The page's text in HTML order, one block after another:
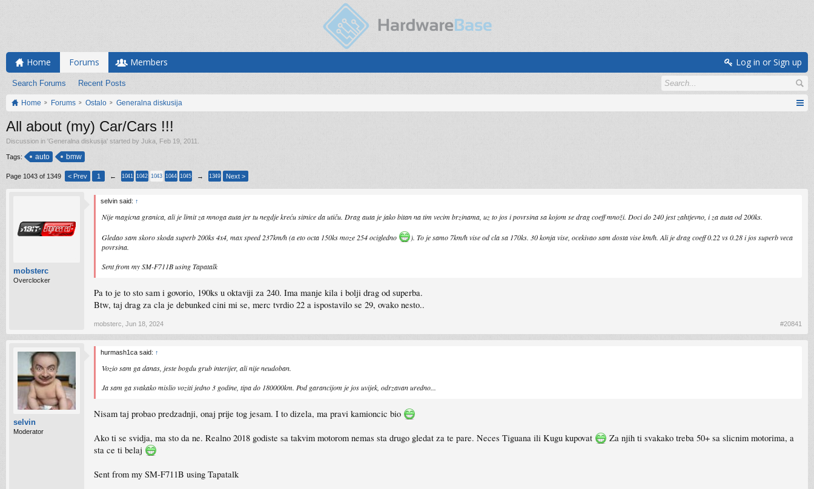
Home Forums
Search Forums Recent Posts
Members Log in or Sign up
Home Forums Ostalo Generalna diskusija
All about (my) Car/Cars !!!
Discussion in 'Generalna diskusija' started by Juka Feb 19, 2011
Tags: auto bmw
Page 1043 of 1349 < Prev 1 ← 1041 1042 1043 1044 1045 → 1349 Next >
mobsterc
Overclocker
selvin said: ↑
Nije magicna granica, ali je limit za mnoga auta jer tu negdje kreću sitnice da utiču. Drag auta je jako bitan na tim vecim brzinama, uz to jos i povrsina sa kojom se drag coeff množi. Doci do 240 jest zahtjevno, i za auta od 200ks.
Gledao sam skoro skoda superb 200ks 4x4, max speed 237km/h (a eto octa 150ks moze 254 ocigledno
). To je samo 7km/h vise od cla sa 170ks. 30 konja vise, ocekivao sam dosta vise km/h. Ali je drag coeff 0.22 vs 0.28 i jos superb veca
povrsina.
Sent from my SM-F711B using Tapatalk
Pa to je to sto sam i govorio, 190ks u oktaviji za 240. Ima manje kila i bolji drag od superba.
Btw, taj drag za cla je debunked cini mi se, merc tvrdio 22 a ispostavilo se 29, ovako nesto..
mobsterc Jun 18, 2024 #20841
selvin
Moderator
hurmash1ca said: ↑
Vozio sam ga danas, jeste bogdu grub interijer, ali nije neudoban.
Ja sam ga svakako mislio voziti jedno 3 godine, tipa do 180000km. Pod garancijom je jos uvijek, odrzavan uredno...
Nisam taj probao predzadnji, onaj prije tog jesam. I to dizela, ma pravi kamioncic bio
Ako ti se svidja, ma sto da ne. Realno 2018 godiste sa takvim motorom nemas sta drugo gledat za te pare. Neces Tiguana ili Kugu kupovat
Za njih ti svakako treba 50+ sa slicnim motorima, a
sta ce ti belaj
Sent from my SM-F711B using Tapatalk